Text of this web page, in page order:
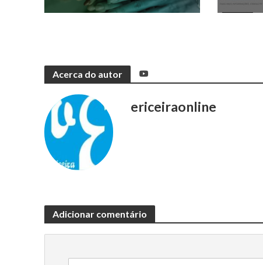
Acerca do autor
ericeiraonline
Adicionar comentário